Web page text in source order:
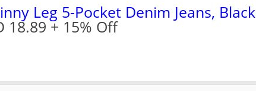
Leg 5-Pocket Denim Jeans, Black
18.89 + 15% Off